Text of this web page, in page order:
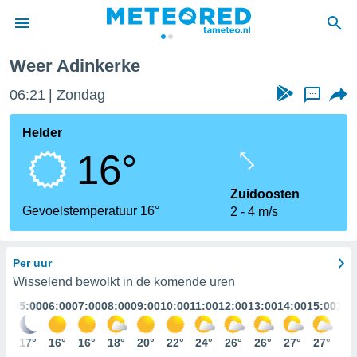
door
verstrekte
hoge
hebt de
voor
op basis
Weer Adinkerke
06:21 Zondag ...
Helder
16°
Gevoelstemperatuur 16°
Zuidoosten
2
4 m/s
Per uur
Wisselend bewolkt in de komende uren
05:00
17°
06:00
16°
07:00
16°
08:00
18°
09:00
20°
10:00
22°
11:00
24°
12:00
26°
13:00
26°
14:00
27°
15:00
27°